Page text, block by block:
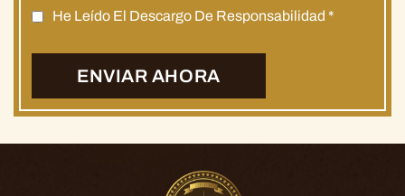
He Leído El Descargo De Responsabilidad *